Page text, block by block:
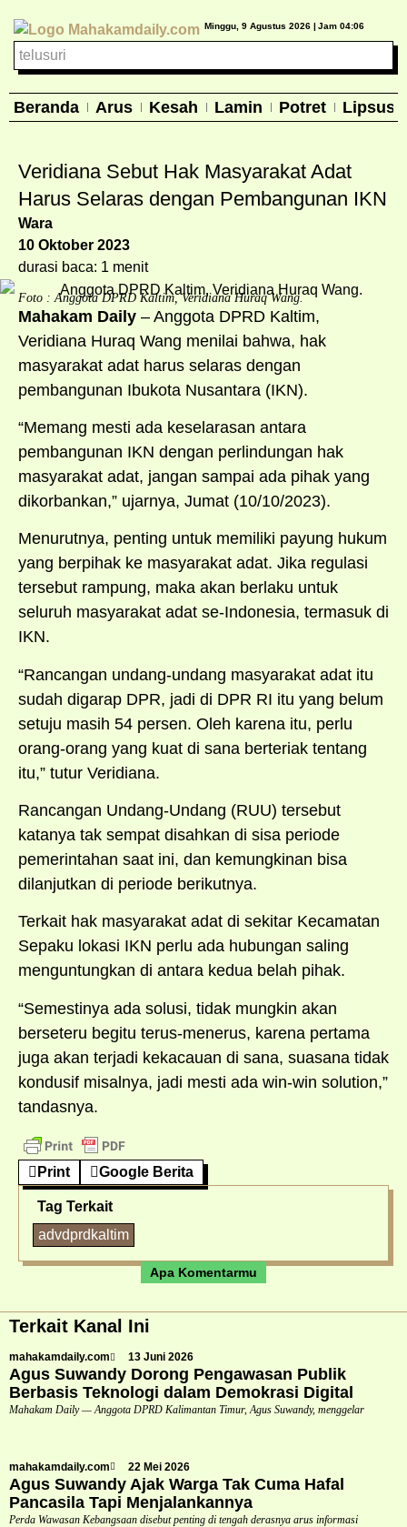
Minggu, 9 Agustus 2026 | Jam 04:06
Beranda Arus Kesah Lamin Potret Lipsus
Veridiana Sebut Hak Masyarakat Adat
Harus Selaras dengan Pembangunan IKN
Wara
10 Oktober 2023
durasi baca: 1 menit
Foto : Anggota DPRD Kaltim, Veridiana Huraq Wang.
Mahakam Daily – Anggota DPRD Kaltim,
Veridiana Huraq Wang menilai bahwa, hak
masyarakat adat harus selaras dengan
pembangunan Ibukota Nusantara (IKN).
“Memang mesti ada keselarasan antara
pembangunan IKN dengan perlindungan hak
masyarakat adat, jangan sampai ada pihak yang
dikorbankan,” ujarnya, Jumat (10/10/2023).
Menurutnya, penting untuk memiliki payung hukum
yang berpihak ke masyarakat adat. Jika regulasi
tersebut rampung, maka akan berlaku untuk
seluruh masyarakat adat se-Indonesia, termasuk di
IKN.
“Rancangan undang-undang masyarakat adat itu
sudah digarap DPR, jadi di DPR RI itu yang belum
setuju masih 54 persen. Oleh karena itu, perlu
orang-orang yang kuat di sana berteriak tentang
itu,” tutur Veridiana.
Rancangan Undang-Undang (RUU) tersebut
katanya tak sempat disahkan di sisa periode
pemerintahan saat ini, dan kemungkinan bisa
dilanjutkan di periode berikutnya.
Terkait hak masyarakat adat di sekitar Kecamatan
Sepaku lokasi IKN perlu ada hubungan saling
menguntungkan di antara kedua belah pihak.
“Semestinya ada solusi, tidak mungkin akan
berseteru begitu terus-menerus, karena pertama
juga akan terjadi kekacauan di sana, suasana tidak
kondusif misalnya, jadi mesti ada win-win solution,”
tandasnya.
Print Google Berita
Tag Terkait
advdprdkaltim
Apa Komentarmu
Terkait Kanal Ini
mahakamdaily.com 13 Juni 2026
Agus Suwandy Dorong Pengawasan Publik
Berbasis Teknologi dalam Demokrasi Digital
Mahakam Daily — Anggota DPRD Kalimantan Timur, Agus Suwandy, menggelar
mahakamdaily.com 22 Mei 2026
Agus Suwandy Ajak Warga Tak Cuma Hafal
Pancasila Tapi Menjalankannya
Perda Wawasan Kebangsaan disebut penting di tengah derasnya arus informasi